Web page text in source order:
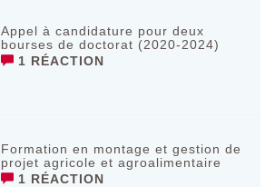
Appel à candidature pour deux
bourses de doctorat (2020-2024)
1 RÉACTION
Formation en montage et gestion de
projet agricole et agroalimentaire
1 RÉACTION